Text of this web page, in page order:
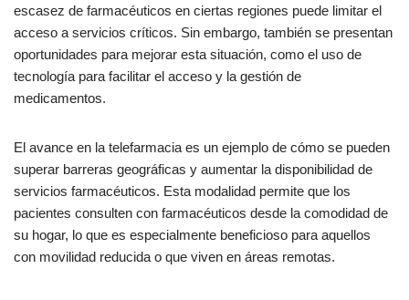
escasez de farmacéuticos en ciertas regiones puede limitar el
acceso a servicios críticos. Sin embargo, también se presentan
oportunidades para mejorar esta situación, como el uso de
tecnología para facilitar el acceso y la gestión de
medicamentos.
El avance en la telefarmacia es un ejemplo de cómo se pueden
superar barreras geográficas y aumentar la disponibilidad de
servicios farmacéuticos. Esta modalidad permite que los
pacientes consulten con farmacéuticos desde la comodidad de
su hogar, lo que es especialmente beneficioso para aquellos
con movilidad reducida o que viven en áreas remotas.